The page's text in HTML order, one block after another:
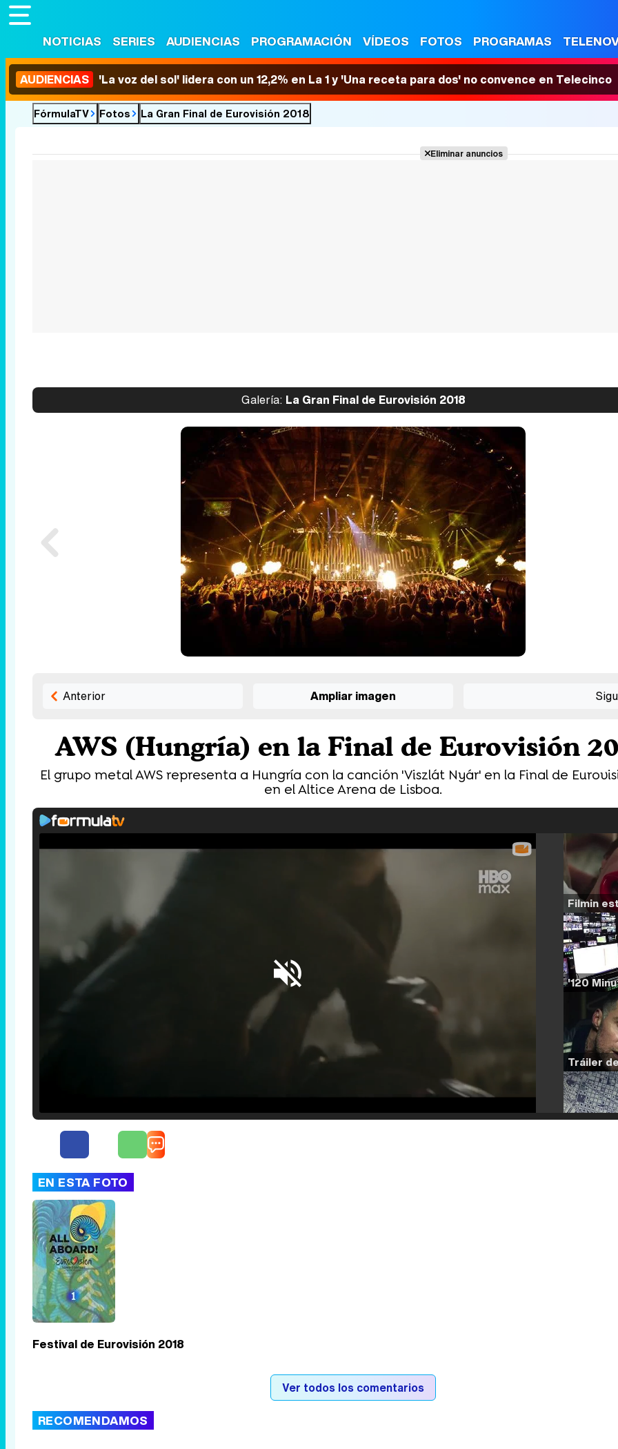
NOTICIAS SERIES AUDIENCIAS PROGRAMACIÓN VÍDEOS FOTOS PROGRAMAS
AUDIENCIAS 'La voz del sol' lidera con un 12,2% en La 1 y 'Una receta para dos' no convence en Telecinco
FórmulaTV Fotos La Gran Final de Eurovisión 2018
Eliminar anuncios
Galería: La Gran Final de Eurovisión 2018
Anterior Ampliar imagen
AWS (Hungría) en la Final de Eurovisión
El grupo metal AWS representa a Hungría con la canción 'Viszlát Nyár' en la Final de
en el Altice Arena de Lisboa.
EN ESTA FOTO
Festival de Eurovisión 2018
Ver todos los comentarios
RECOMENDAMOS